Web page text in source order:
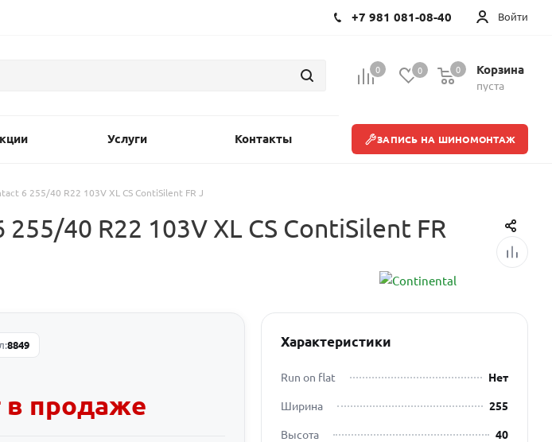
Войти
+7 981 081-08-40
0 0 Корзина
пуста
0
Услуги Контакты ЗАПИСЬ НА ШИНОМОНТАЖ
6 255/40 R22 103V XL CS ContiSilent FR J
40 R22 103V XL CS ContiSilent FR
8849
в продаже
Характеристики
Run on flat
Нет
Ширина
255
Высота
40